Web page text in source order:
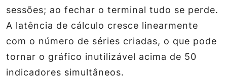
sessões; ao fechar o terminal tudo se perde.
A latência de cálculo cresce linearmente
com o número de séries criadas, o que pode
tornar o gráfico inutilizável acima de 50
indicadores simultâneos.